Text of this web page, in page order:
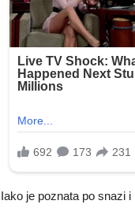
Iako je poznata po snazi